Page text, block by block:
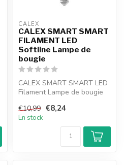
CALEX
CALEX SMART SMART
FILAMENT LED
Softline Lampe de
bougie
CALEX SMART SMART LED
Filament Lampe de bougie
€10,99 €8,24
En stock